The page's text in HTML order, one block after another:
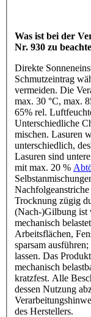
Was ist bei der
Nr. 930 zu
Direkte
Schmutzeintrag
vermeiden. Die
max. 30 °C, max.
65% rel.
Unterschiedliche
mischen. Lasuren
unterschiedlich,
Lasuren sind
mit max. 20 %
Trocknung zügig
(Nach-)Gilbung ist
mechanisch
Arbeitsflächen,
sparsam
lassen. Das
mechanisch
kratzfest. Alle
dessen Nutzung
des Herstellers.